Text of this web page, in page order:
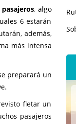
pasajeros, algo
6 estarán
además,
más intensa
preparará un
fletar un
pasajeros